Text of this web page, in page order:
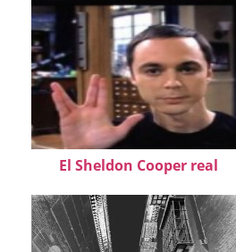
El Sheldon Cooper real